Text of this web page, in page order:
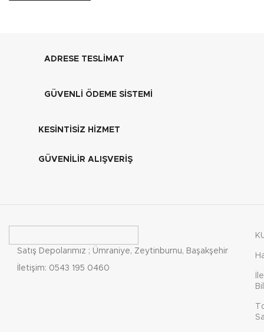
ADRESE TESLİMAT
GÜVENLİ ÖDEME SİSTEMİ
KESİNTİSİZ HİZMET
GÜVENİLİR ALIŞVERİŞ
Satış Depolarımız ; Ümraniye, Zeytinburnu, Başakşehir
İletişim: 0543 195 0460